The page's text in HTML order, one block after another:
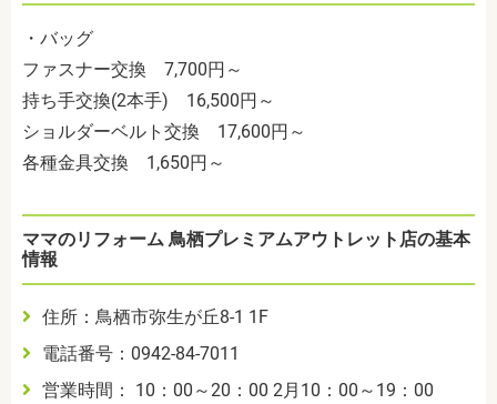
・バッグ
ファスナー交換 7,700円～
持ち手交換(2本手) 16,500円～
ショルダーベルト交換 17,600円～
各種金具交換 1,650円～
ママのリフォーム 鳥栖プレミアムアウトレット店の基本
情報
住所：鳥栖市弥生が丘8-1 1F
電話番号：0942-84-7011
営業時間： 10：00～20：00 2月10：00～19：00